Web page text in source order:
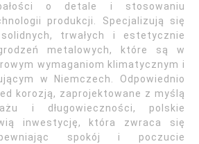
o detale i stosowaniu
produkcji. Specjalizują się
trwałych i estetycznie
metalowych, które są w
wymaganiom klimatycznym i
w Niemczech. Odpowiednio
korozją, zaprojektowane z myślą
i długowieczności, polskie
inwestycję, która zwraca się
spokój i poczucie